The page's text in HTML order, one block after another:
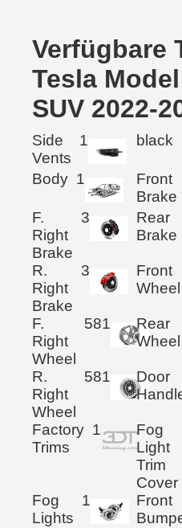
Verfügbare
Tesla
SUV 2022-
Side
Vents
1 black
Body 1
Front
Brake
F.
Right
Brake
3
Rear
Brake
R.
Right
Brake
3
Front
Wheel
F.
Right
Wheel
581
Rear
Wheel
R.
Right
Wheel
581
Door
Factory
Trims
1
Fog
Light
Trim
Cover
Fog
Lights
1
Front